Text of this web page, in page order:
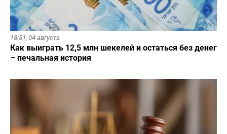
18:51, 04 августа
Как выиграть 12,5 млн шекелей и остаться без денег
– печальная история